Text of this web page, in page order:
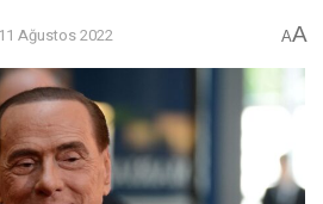
11 Ağustos 2022 AA